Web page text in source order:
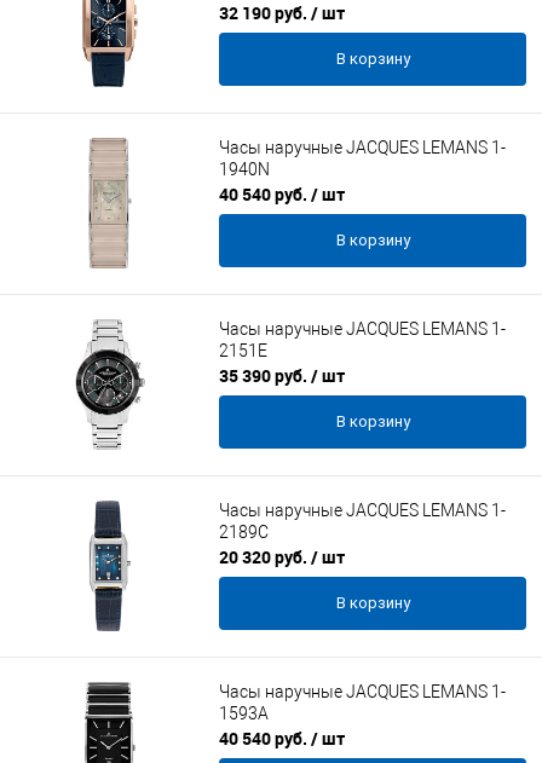
32 190 руб. / шт
В корзину
Часы наручные JACQUES LEMANS 1-
1940N
40 540 руб. / шт
В корзину
Часы наручные JACQUES LEMANS 1-
2151E
35 390 руб. / шт
В корзину
Часы наручные JACQUES LEMANS 1-
2189C
20 320 руб. / шт
В корзину
Часы наручные JACQUES LEMANS 1-
1593A
40 540 руб. / шт